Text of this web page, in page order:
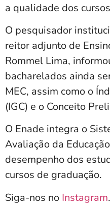
a qualidade dos
O pesquisador
reitor adjunto de
Rommel Lima,
bacharelados ainda
MEC, assim como o
(IGC) e o Conceito
O Enade integra o
Avaliação da
desempenho dos
cursos de graduação.
Siga-nos no Instagram.